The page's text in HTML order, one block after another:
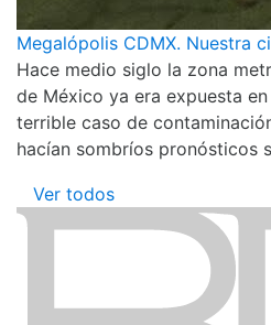
Megalópolis CDMX. Nuestra
Hace medio siglo la zona
de México ya era expuesta
terrible caso de
hacían sombríos pronósticos
Ver todos